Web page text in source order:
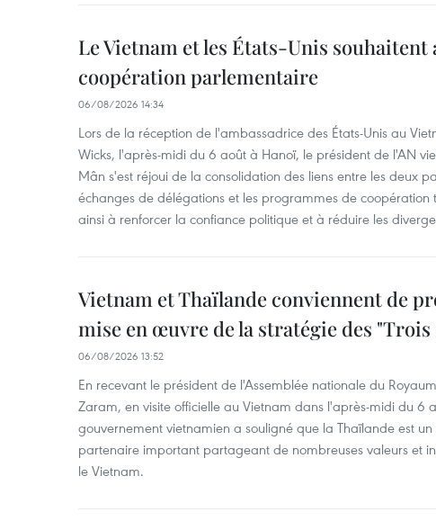
Le Vietnam et les États-Unis
coopération parlementaire
06/08/2026 14:34
Lors de la réception de l'ambassadrice des États-Unis au
Wicks, l'après-midi du 6 août à Hanoï, le président de l'AN
Mân s'est réjoui de la consolidation des liens entre les deux
échanges de délégations et les programmes de coopération
ainsi à renforcer la confiance politique et à réduire les
Vietnam et Thaïlande conviennent de
mise en œuvre de la stratégie des
06/08/2026 13:52
En recevant le président de l'Assemblée nationale du
Zaram, en visite officielle au Vietnam dans l'après-midi du 6
gouvernement vietnamien a souligné que la Thaïlande est un
partenaire important partageant de nombreuses valeurs et
le Vietnam.